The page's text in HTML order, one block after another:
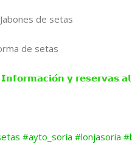
de setas
de setas
𝗜𝗻𝗳𝗼𝗿𝗺𝗮𝗰𝗶𝗼́𝗻 𝘆 𝗿𝗲𝘀𝗲𝗿𝘃𝗮𝘀
#ayto_soria #lonjasoria